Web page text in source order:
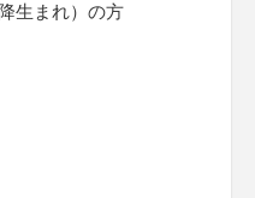
生まれ）の方